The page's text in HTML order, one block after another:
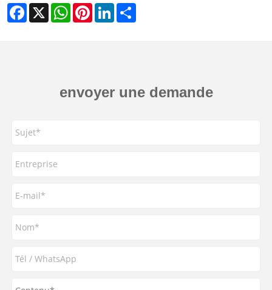
Facebook
X WhatsAppPinterestLinkedIn
envoyer une demande